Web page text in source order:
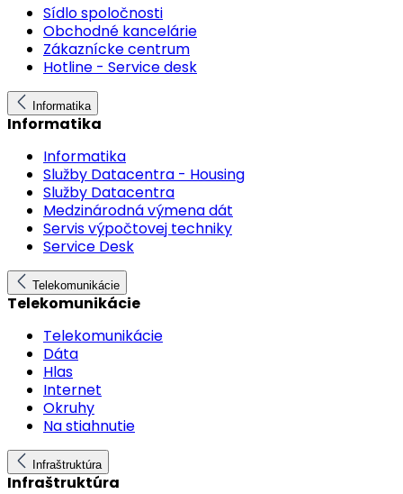
Sídlo spoločnosti
Obchodné kancelárie
Zákaznícke centrum
Hotline - Service desk
Informatika
Informatika
Informatika
Služby Datacentra - Housing
Služby Datacentra
Medzinárodná výmena dát
Servis výpočtovej techniky
Service Desk
Telekomunikácie
Telekomunikácie
Telekomunikácie
Dáta
Hlas
Internet
Okruhy
Na stiahnutie
Infraštruktúra
Infraštruktúra